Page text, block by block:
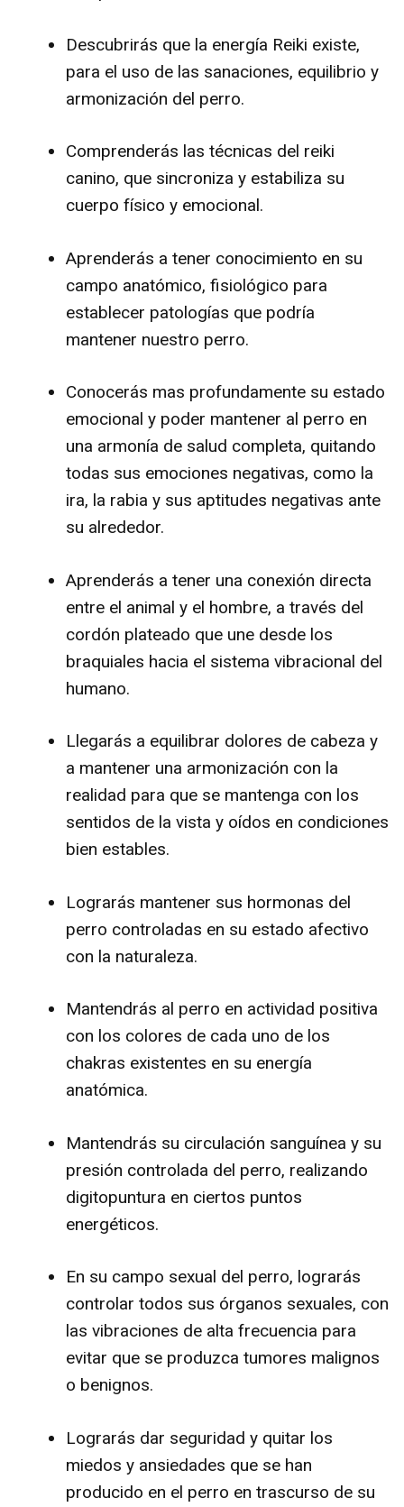
Descubrirás que la energía Reiki existe,
para el uso de las sanaciones, equilibrio y
armonización del perro.
Comprenderás las técnicas del reiki
canino, que sincroniza y estabiliza su
cuerpo físico y emocional.
Aprenderás a tener conocimiento en su
campo anatómico, fisiológico para
establecer patologías que podría
mantener nuestro perro.
Conocerás mas profundamente su estado
emocional y poder mantener al perro en
una armonía de salud completa, quitando
todas sus emociones negativas, como la
ira, la rabia y sus aptitudes negativas ante
su alrededor.
Aprenderás a tener una conexión directa
entre el animal y el hombre, a través del
cordón plateado que une desde los
braquiales hacia el sistema vibracional del
humano.
Llegarás a equilibrar dolores de cabeza y
a mantener una armonización con la
realidad para que se mantenga con los
sentidos de la vista y oídos en condiciones
bien estables.
Lograrás mantener sus hormonas del
perro controladas en su estado afectivo
con la naturaleza.
Mantendrás al perro en actividad positiva
con los colores de cada uno de los
chakras existentes en su energía
anatómica.
Mantendrás su circulación sanguínea y su
presión controlada del perro, realizando
digitopuntura en ciertos puntos
energéticos.
En su campo sexual del perro, lograrás
controlar todos sus órganos sexuales, con
las vibraciones de alta frecuencia para
evitar que se produzca tumores malignos
o benignos.
Lograrás dar seguridad y quitar los
miedos y ansiedades que se han
producido en el perro en trascurso de su